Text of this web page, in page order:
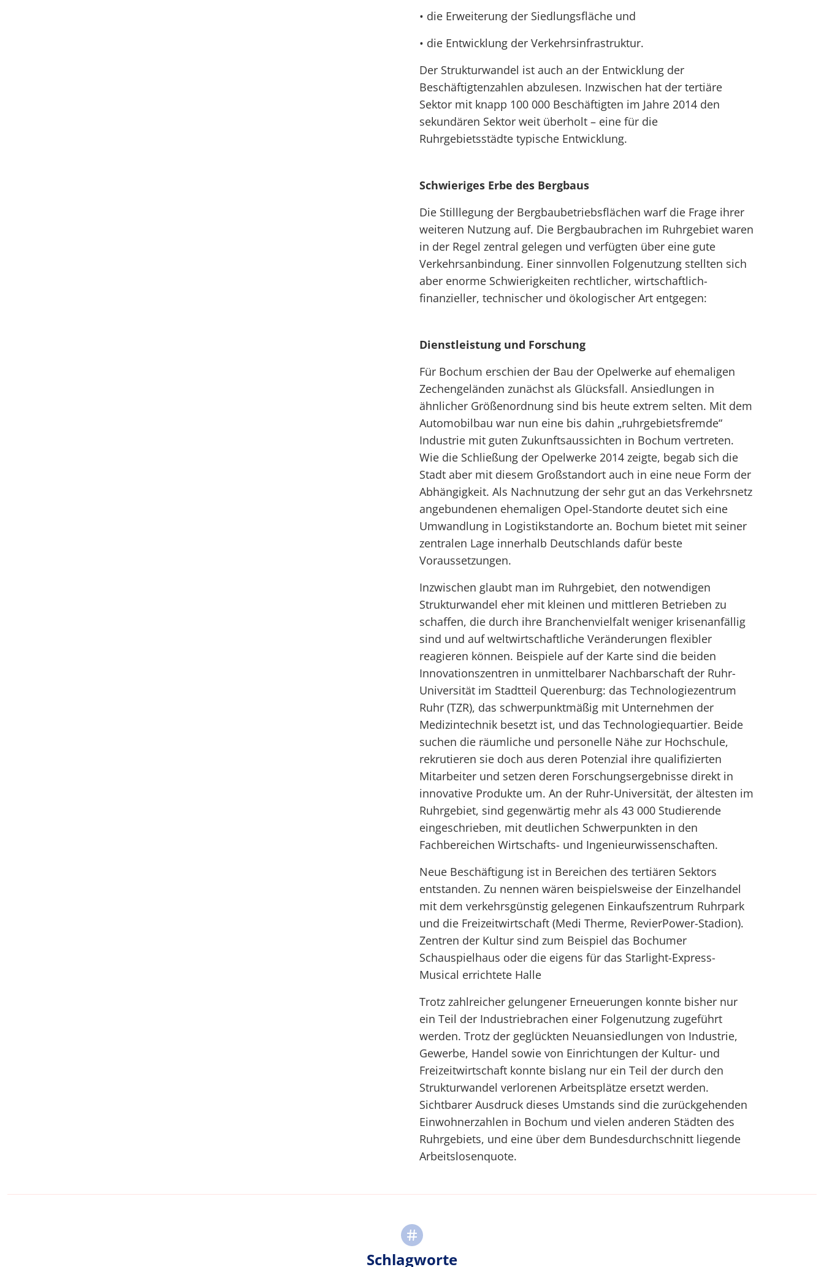
• die Erweiterung der Siedlungsfläche und
• die Entwicklung der Verkehrsinfrastruktur.
Der Strukturwandel ist auch an der Entwicklung der
Beschäftigtenzahlen abzulesen. Inzwischen hat der tertiäre
Sektor mit knapp 100 000 Beschäftigten im Jahre 2014 den
sekundären Sektor weit überholt – eine für die
Ruhrgebietsstädte typische Entwicklung.
Schwieriges Erbe des Bergbaus
Die Stilllegung der Bergbaubetriebsflächen warf die Frage ihrer
weiteren Nutzung auf. Die Bergbaubrachen im Ruhrgebiet waren
in der Regel zentral gelegen und verfügten über eine gute
Verkehrsanbindung. Einer sinnvollen Folgenutzung stellten sich
aber enorme Schwierigkeiten rechtlicher, wirtschaftlich-
finanzieller, technischer und ökologischer Art entgegen:
Dienstleistung und Forschung
Für Bochum erschien der Bau der Opelwerke auf ehemaligen
Zechengeländen zunächst als Glücksfall. Ansiedlungen in
ähnlicher Größenordnung sind bis heute extrem selten. Mit dem
Automobilbau war nun eine bis dahin „ruhrgebietsfremde“
Industrie mit guten Zukunftsaussichten in Bochum vertreten.
Wie die Schließung der Opelwerke 2014 zeigte, begab sich die
Stadt aber mit diesem Großstandort auch in eine neue Form der
Abhängigkeit. Als Nachnutzung der sehr gut an das Verkehrsnetz
angebundenen ehemaligen Opel-Standorte deutet sich eine
Umwandlung in Logistikstandorte an. Bochum bietet mit seiner
zentralen Lage innerhalb Deutschlands dafür beste
Voraussetzungen.
Inzwischen glaubt man im Ruhrgebiet, den notwendigen
Strukturwandel eher mit kleinen und mittleren Betrieben zu
schaffen, die durch ihre Branchenvielfalt weniger krisenanfällig
sind und auf weltwirtschaftliche Veränderungen flexibler
reagieren können. Beispiele auf der Karte sind die beiden
Innovationszentren in unmittelbarer Nachbarschaft der Ruhr-
Universität im Stadtteil Querenburg: das Technologiezentrum
Ruhr (TZR), das schwerpunktmäßig mit Unternehmen der
Medizintechnik besetzt ist, und das Technologiequartier. Beide
suchen die räumliche und personelle Nähe zur Hochschule,
rekrutieren sie doch aus deren Potenzial ihre qualifizierten
Mitarbeiter und setzen deren Forschungsergebnisse direkt in
innovative Produkte um. An der Ruhr-Universität, der ältesten im
Ruhrgebiet, sind gegenwärtig mehr als 43 000 Studierende
eingeschrieben, mit deutlichen Schwerpunkten in den
Fachbereichen Wirtschafts- und Ingenieurwissenschaften.
Neue Beschäftigung ist in Bereichen des tertiären Sektors
entstanden. Zu nennen wären beispielsweise der Einzelhandel
mit dem verkehrsgünstig gelegenen Einkaufszentrum Ruhrpark
und die Freizeitwirtschaft (Medi Therme, RevierPower-Stadion).
Zentren der Kultur sind zum Beispiel das Bochumer
Schauspielhaus oder die eigens für das Starlight-Express-
Musical errichtete Halle
Trotz zahlreicher gelungener Erneuerungen konnte bisher nur
ein Teil der Industriebrachen einer Folgenutzung zugeführt
werden. Trotz der geglückten Neuansiedlungen von Industrie,
Gewerbe, Handel sowie von Einrichtungen der Kultur- und
Freizeitwirtschaft konnte bislang nur ein Teil der durch den
Strukturwandel verlorenen Arbeitsplätze ersetzt werden.
Sichtbarer Ausdruck dieses Umstands sind die zurückgehenden
Einwohnerzahlen in Bochum und vielen anderen Städten des
Ruhrgebiets, und eine über dem Bundesdurchschnitt liegende
Arbeitslosenquote.
Schlagworte